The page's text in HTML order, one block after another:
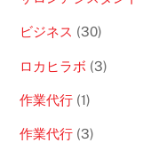
ビジネス (30)
ロカヒラボ (3)
作業代行 (1)
作業代行 (3)